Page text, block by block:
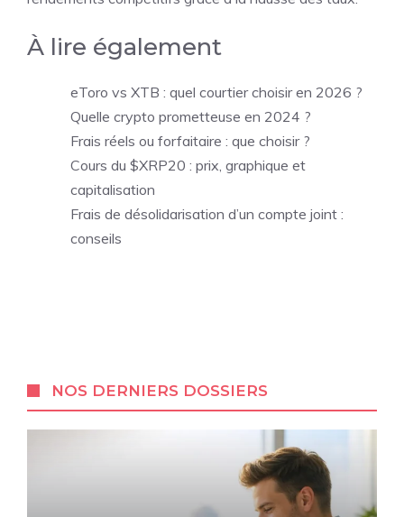
À lire également
eToro vs XTB : quel courtier choisir en 2026 ?
Quelle crypto prometteuse en 2024 ?
Frais réels ou forfaitaire : que choisir ?
Cours du $XRP20 : prix, graphique et
capitalisation
Frais de désolidarisation d’un compte joint :
conseils
NOS DERNIERS DOSSIERS